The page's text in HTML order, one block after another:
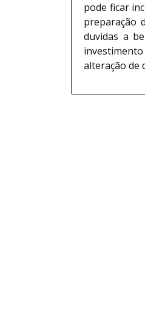
pode ficar
preparação
duvidas a
alteração de